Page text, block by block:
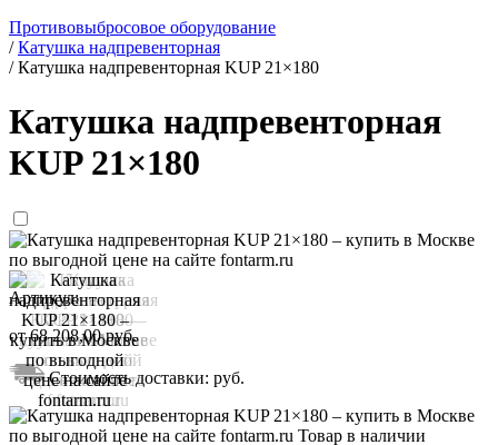
Противовыбросовое оборудование
/Катушка надпревенторная
/Катушка надпревенторная KUP 21×180
Катушка надпревенторная
KUP 21×180
Артикул:
от68 208,00руб.
Стоимость доставки: руб.